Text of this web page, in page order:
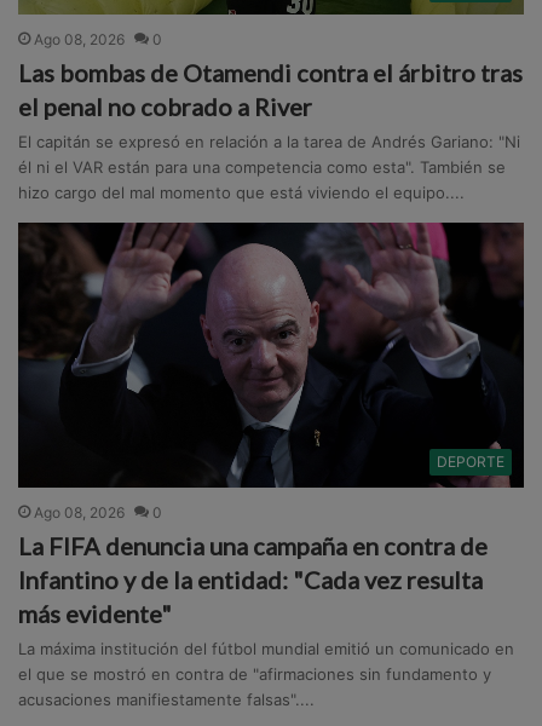
Ago 08, 2026 0
Las bombas de Otamendi contra el árbitro tras
el penal no cobrado a River
El capitán se expresó en relación a la tarea de Andrés Gariano: "Ni
él ni el VAR están para una competencia como esta". También se
hizo cargo del mal momento que está viviendo el equipo....
DEPORTE
Ago 08, 2026 0
La FIFA denuncia una campaña en contra de
Infantino y de la entidad: "Cada vez resulta
más evidente"
La máxima institución del fútbol mundial emitió un comunicado en
el que se mostró en contra de "afirmaciones sin fundamento y
acusaciones manifiestamente falsas"....